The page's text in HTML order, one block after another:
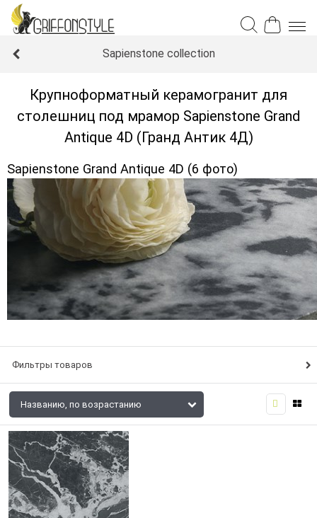
Sapienstone collection
Крупноформатный керамогранит для
столешниц под мрамор Sapienstone Grand
Antique 4D (Гранд Антик 4Д)
Sapienstone Grand Antique 4D (6 фото)
Фильтры товаров